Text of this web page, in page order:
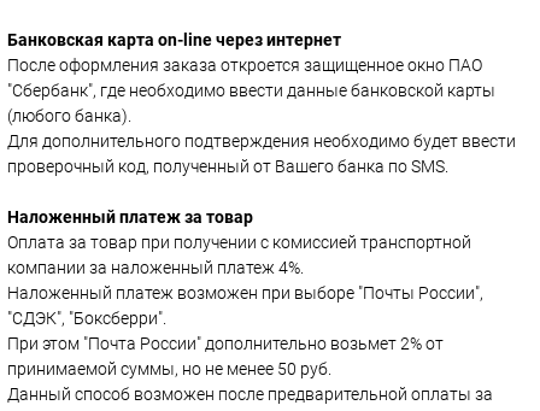
Банковская карта on-line через интернет
После оформления заказа откроется защищенное окно ПАО
"Сбербанк", где необходимо ввести данные банковской карты
(любого банка).
Для дополнительного подтверждения необходимо будет ввести
проверочный код, полученный от Вашего банка по SMS.
Наложенный платеж за товар
Оплата за товар при получении с комиссией транспортной
компании за наложенный платеж 4%.
Наложенный платеж возможен при выборе "Почты России",
"СДЭК", "Боксберри".
При этом "Почта России" дополнительно возьмет 2% от
принимаемой суммы, но не менее 50 руб.
Данный способ возможен после предварительной оплаты за